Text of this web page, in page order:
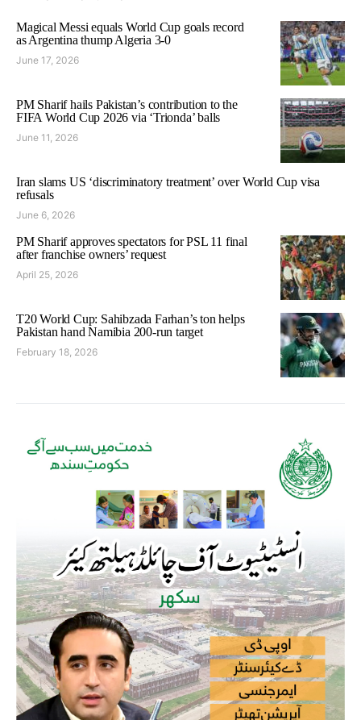
Magical Messi equals World Cup goals record
as Argentina thump Algeria 3-0
June 17, 2026
PM Sharif hails Pakistan’s contribution to the
FIFA World Cup 2026 via ‘Trionda’ balls
June 11, 2026
Iran slams US ‘discriminatory treatment’ over World Cup visa
refusals
June 6, 2026
PM Sharif approves spectators for PSL 11 final
after franchise owners’ request
April 25, 2026
T20 World Cup: Sahibzada Farhan’s ton helps
Pakistan hand Namibia 200-run target
February 18, 2026